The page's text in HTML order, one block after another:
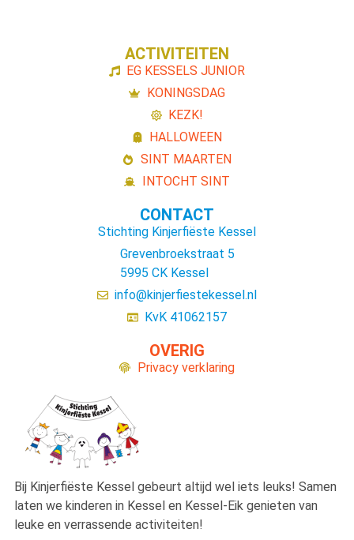
Bij Kinjerfiëste Kessel gebeurt altijd wel iets leuks! Samen
laten we kinderen in Kessel en Kessel-Eik genieten van
leuke en verrassende activiteiten!
ACTIVITEITEN
EG KESSELS JUNIOR
KONINGSDAG
KEZK!
HALLOWEEN
SINT MAARTEN
INTOCHT SINT
CONTACT
Stichting Kinjerfiëste Kessel
Grevenbroekstraat 5
5995 CK Kessel
info@kinjerfiestekessel.nl
KvK 41062157
OVERIG
Privacy verklaring